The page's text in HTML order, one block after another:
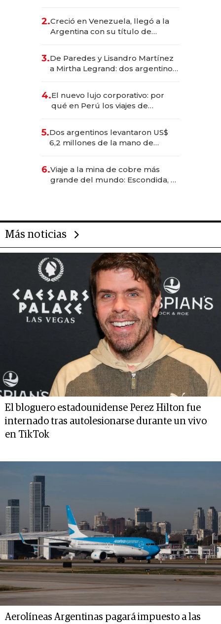
2.Creció en Venezuela, llegó a la
Argentina con su título de
las marcas "fast premium"
3.De Paredes y Lisandro Martínez
a Mirtha Legrand: dos argentinos
4.El nuevo lujo corporativo: por
qué en Perú los viajes de
para convertirse en experiencias
transformadoras
5.Dos argentinos levantaron US$
6,2 millones de la mano de
6.Viaje a la mina de cobre más
grande del mundo: Escondida, el
Más noticias
El bloguero estadounidense Perez Hilton fue
internado tras autolesionarse durante un vivo
en TikTok
Aerolíneas Argentinas pagará impuesto a las